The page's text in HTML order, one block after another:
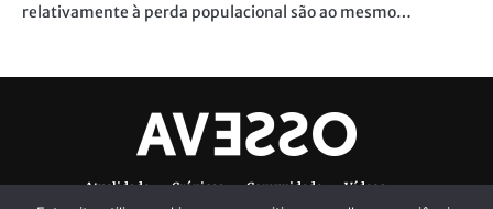
relativamente à perda populacional são ao mesmo…
Atualidade Crónicas Comunidade
Vídeos